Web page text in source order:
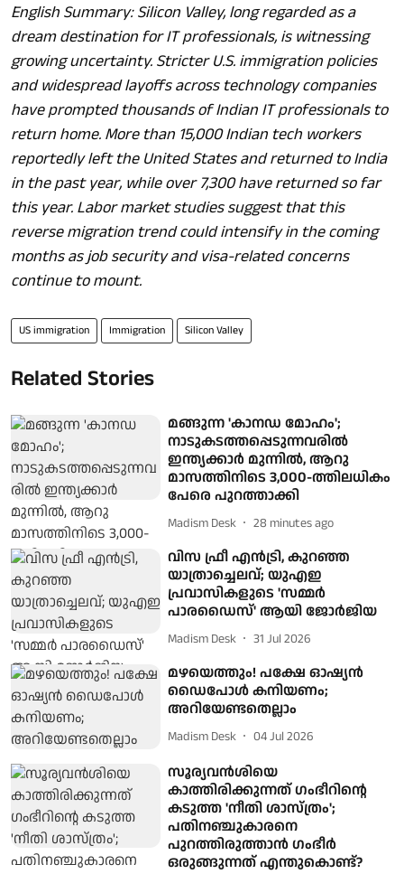
English Summary: Silicon Valley, long regarded as a
dream destination for IT professionals, is witnessing
growing uncertainty. Stricter U.S. immigration policies
and widespread layoffs across technology companies
have prompted thousands of Indian IT professionals to
return home. More than 15,000 Indian tech workers
reportedly left the United States and returned to India
in the past year, while over 7,300 have returned so far
this year. Labor market studies suggest that this
reverse migration trend could intensify in the coming
months as job security and visa-related concerns
continue to mount.
US immigration Immigration Silicon Valley
Related Stories
മങ്ങുന്ന 'കാനഡ മോഹം';
നാടുകടത്തപ്പെടുന്നവരില്‍
ഇന്ത്യക്കാര്‍ മുന്നില്‍, ആറു
മാസത്തിനിടെ 3,000-ത്തിലധികം
പേരെ പുറത്താക്കി
Madism Desk 28 minutes ago
വിസ ഫ്രീ എൻട്രി, കുറഞ്ഞ
യാത്രാച്ചെലവ്; യുഎഇ
പ്രവാസികളുടെ 'സമ്മർ
പാരഡൈസ്' ആയി ജോർജിയ
Madism Desk 31 Jul 2026
മഴയെത്തും! പക്ഷേ ഓഷ്യന്‍
ഡൈപോള്‍ കനിയണം;
അറിയേണ്ടതെല്ലാം
Madism Desk 04 Jul 2026
സൂര്യവന്‍ശിയെ
കാത്തിരിക്കുന്നത് ഗംഭീറിന്റെ
കടുത്ത 'നീതി ശാസ്ത്രം';
പതിനഞ്ചുകാരനെ
പുറത്തിരുത്താന്‍ ഗംഭീര്‍
ഒരുങ്ങുന്നത് എന്തുകൊണ്ട്?